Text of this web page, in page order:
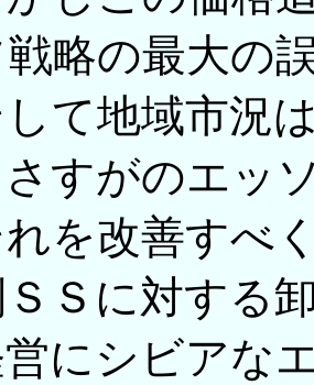
略の最大の
して地域市況
すがのエッ
れを改善すべ
Ｓに対する
営にシビアな